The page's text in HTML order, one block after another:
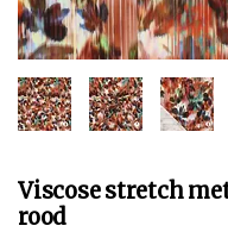
Viscose stretch
rood